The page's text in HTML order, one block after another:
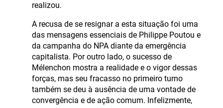
realizou.
A recusa de se resignar a esta situação foi uma
das mensagens essenciais de Philippe Poutou e
da campanha do NPA diante da emergência
capitalista. Por outro lado, o sucesso de
Mélenchon mostra a realidade e o vigor dessas
forças, mas seu fracasso no primeiro turno
também se deu à ausência de uma vontade de
convergência e de ação comum. Infelizmente,